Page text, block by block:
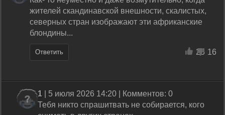
жителей скандинавской внешности, скалистых,
северных стран изображают эти африканские
блондины...
Ответить 25 16
1 | 5 июля 2026 14:20 | Комментов: 0
Тебя никто спрашитвать не собирается, кого